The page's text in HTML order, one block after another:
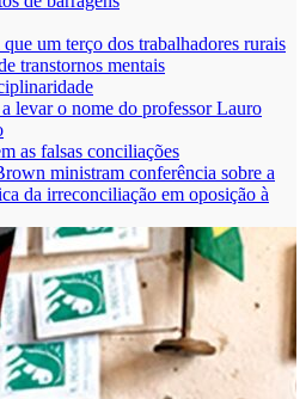
um terço dos trabalhadores rurais
transtornos mentais
levar o nome do professor Lauro
as falsas conciliações
ministram conferência sobre a
da irreconciliação em oposição à